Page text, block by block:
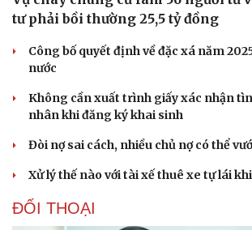
Thông tin doanh nghiệp
Doanh nghiệp 24h
Doanh nhân
Vì cộng đồng
Sành điệu
Tin Công
Trải nghiệm
tư phải bồi thường 25,5 tỷ đồng
Công bố quyết định về đặc xá năm
nước
Không cần xuất trình giấy xác nhận
nhân khi đăng ký khai sinh
Đòi nợ sai cách, nhiều chủ nợ có thể
Xử lý thế nào với tài xế thuê xe tự lái
ĐỐI THOẠI